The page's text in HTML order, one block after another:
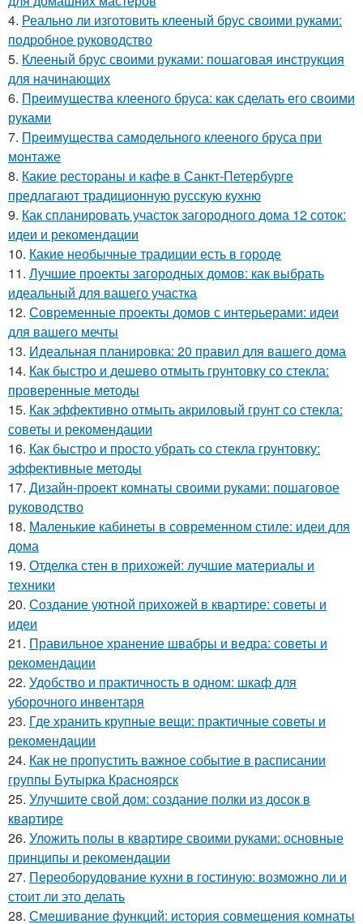
4. Реально ли изготовить клееный брус своими руками:
подробное руководство
5. Клееный брус своими руками: пошаговая инструкция
для начинающих
6. Преимущества клееного бруса: как сделать его своими
руками
7. Преимущества самодельного клееного бруса при
монтаже
8. Какие рестораны и кафе в Санкт-Петербурге
предлагают традиционную русскую кухню
9. Как спланировать участок загородного дома 12 соток:
идеи и рекомендации
10. Какие необычные традиции есть в городе
11. Лучшие проекты загородных домов: как выбрать
идеальный для вашего участка
12. Современные проекты домов с интерьерами: идеи
для вашего мечты
13. Идеальная планировка: 20 правил для вашего дома
14. Как быстро и дешево отмыть грунтовку со стекла:
проверенные методы
15. Как эффективно отмыть акриловый грунт со стекла:
советы и рекомендации
16. Как быстро и просто убрать со стекла грунтовку:
эффективные методы
17. Дизайн-проект комнаты своими руками: пошаговое
руководство
18. Маленькие кабинеты в современном стиле: идеи для
дома
19. Отделка стен в прихожей: лучшие материалы и
техники
20. Создание уютной прихожей в квартире: советы и
идеи
21. Правильное хранение швабры и ведра: советы и
рекомендации
22. Удобство и практичность в одном: шкаф для
уборочного инвентаря
23. Где хранить крупные вещи: практичные советы и
рекомендации
24. Как не пропустить важное событие в расписании
группы Бутырка Красноярск
25. Улучшите свой дом: создание полки из досок в
квартире
26. Уложить полы в квартире своими руками: основные
принципы и рекомендации
27. Переоборудование кухни в гостиную: возможно ли и
стоит ли это делать
28. Смешивание функций: история совмещения комнаты